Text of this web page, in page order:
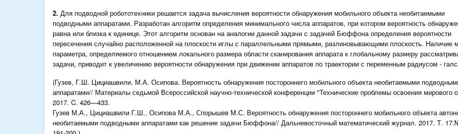
2. Для подводной робототехники решается задача вычисления вероятности обнаружения мобильного объекта необитаемыми
подводными аппаратами. Разработан алгоритм определения минимального числа аппаратов, при котором вероятность
равна или близка к единице. Этот алгоритм основан на аналогии данной задачи с задачей Бюффона определения вероятности
пересечения случайно расположенной на плоскости иглы с параллельными прямыми, разлиновывающими плоскость. Наличие
параметра, определяемого отношением локального размера области сканирования аппарата к глобальному размеру
задачи, приводит к увеличению вероятности обнаружения при движении аппаратов по траектории с переменным радиусом -
(Гузев, Г.Ш. Цициашвили, М.А. Осипова. Вероятность обнаружения постороннего мобильного объекта необитаемыми
аппаратами// Материалы седьмой Всероссийской научно-технической конференции "Технические проблемы освоения мирового
2017. C. 426—433.
Гузев М.А., Цициашвили Г.Ш., Осипова М.А., Спорышев М.С. Вероятность обнаружения постороннего мобильного объекта
необитаемыми подводными аппаратами как решение задачи Бюффона// Дальневосточный математический журнал. 2017. Т.